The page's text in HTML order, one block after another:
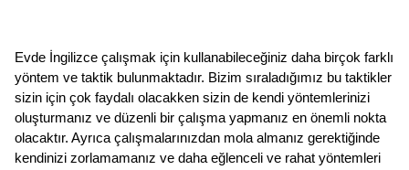
Evde İngilizce çalışmak için kullanabileceğiniz daha birçok farklı
yöntem ve taktik bulunmaktadır. Bizim sıraladığımız bu taktikler
sizin için çok faydalı olacakken sizin de kendi yöntemlerinizi
oluşturmanız ve düzenli bir çalışma yapmanız en önemli nokta
olacaktır. Ayrıca çalışmalarınızdan mola almanız gerektiğinde
kendinizi zorlamamanız ve daha eğlenceli ve rahat yöntemleri